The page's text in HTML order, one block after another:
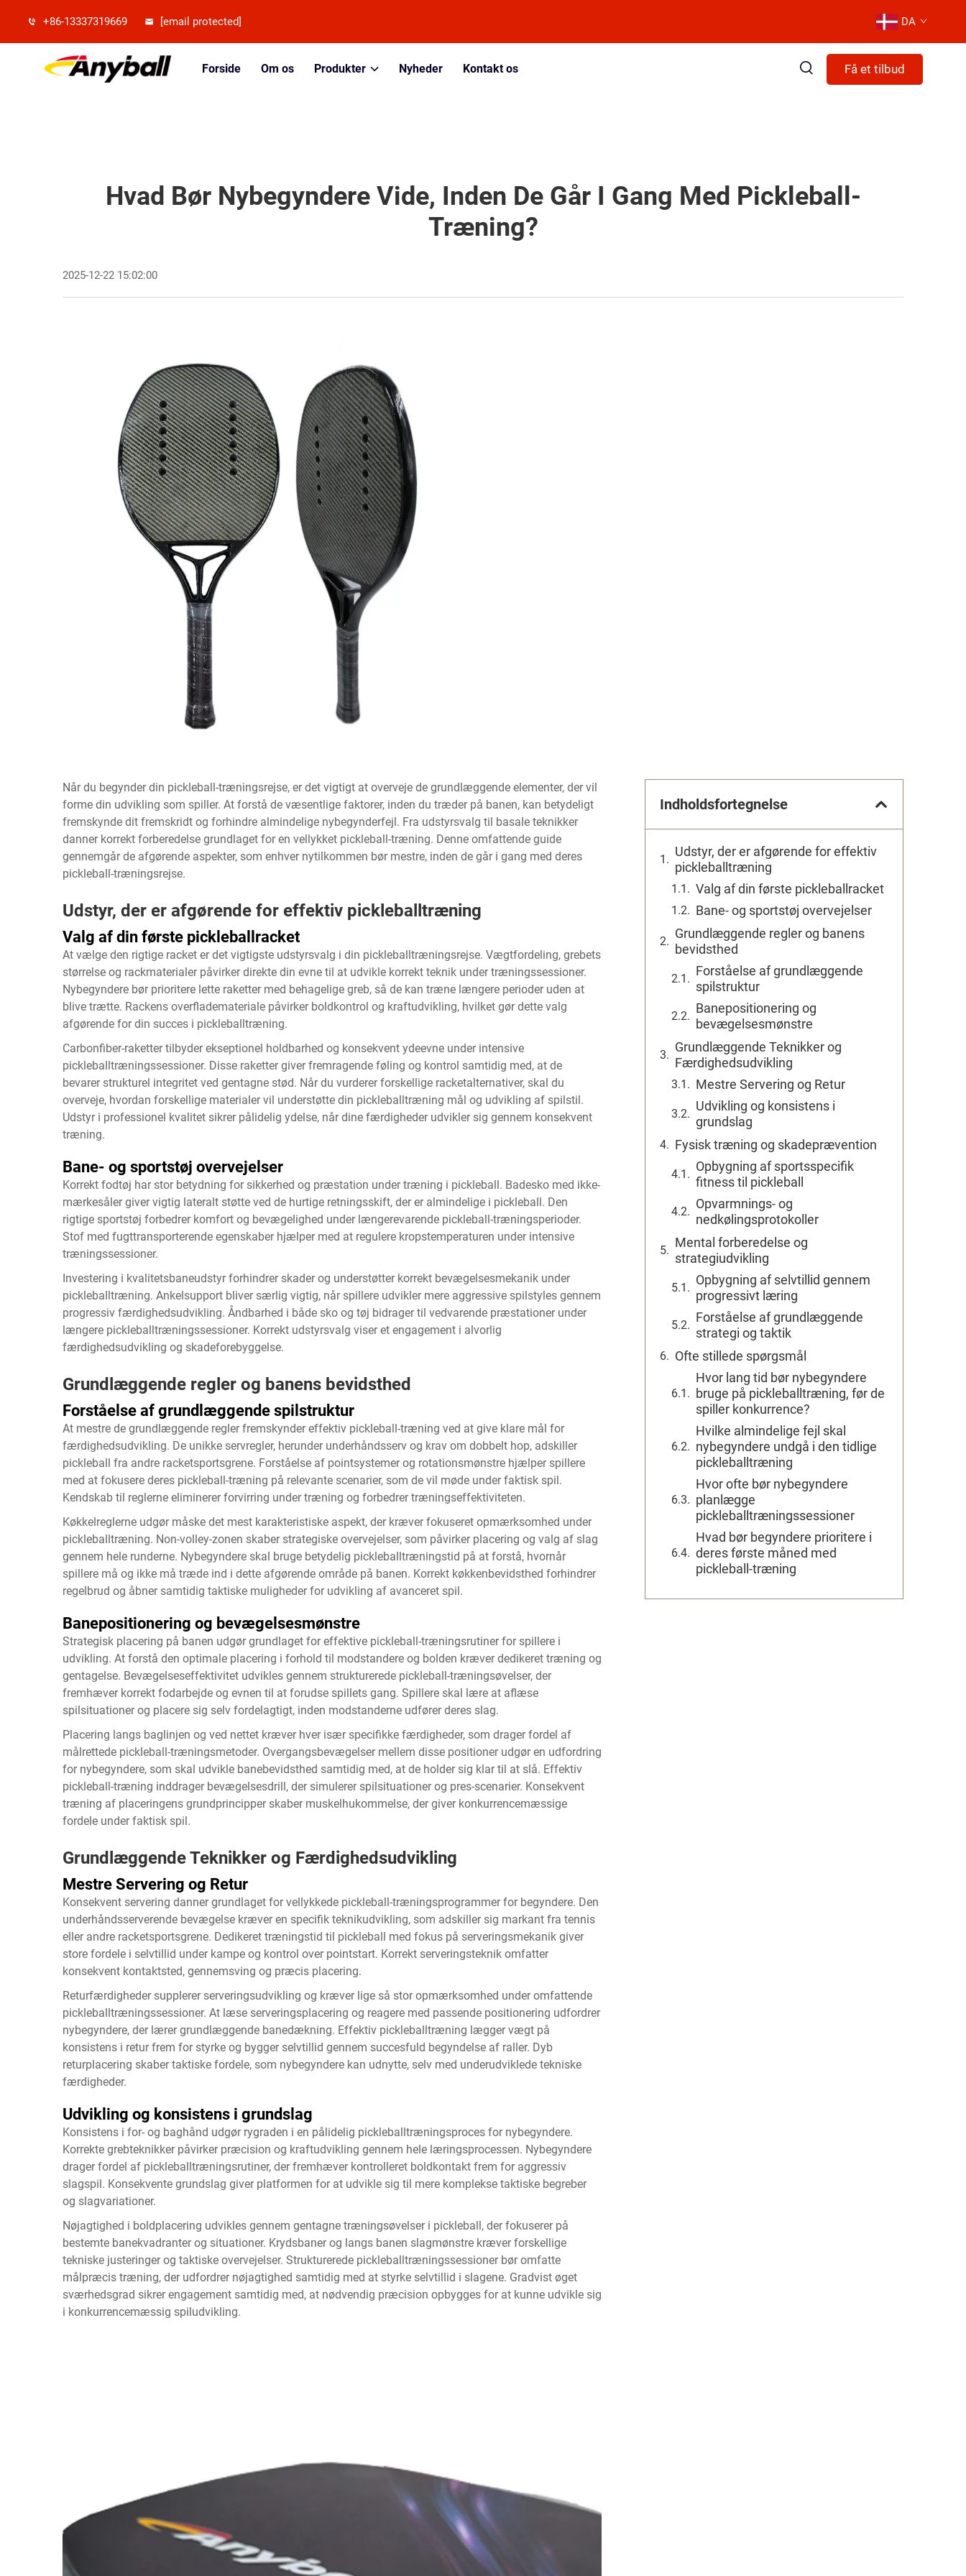
+86-13337319669 [email protected] DA
Forside Om os Produkter Nyheder Kontakt os Få et tilbud
Hvad Bør Nybegyndere Vide, Inden De Går I Gang Med Pickleball-
Træning?
2025-12-22 15:02:00
Når du begynder din pickleball-træningsrejse, er det vigtigt at overveje de grundlæggende elementer, der vil
forme din udvikling som spiller. At forstå de væsentlige faktorer, inden du træder på banen, kan betydeligt
fremskynde dit fremskridt og forhindre almindelige nybegynderfejl. Fra udstyrsvalg til basale teknikker
danner korrekt forberedelse grundlaget for en vellykket pickleball-træning. Denne omfattende guide
gennemgår de afgørende aspekter, som enhver nytilkommen bør mestre, inden de går i gang med deres
pickleball-træningsrejse.
Udstyr, der er afgørende for effektiv pickleballtræning
Valg af din første pickleballracket
At vælge den rigtige racket er det vigtigste udstyrsvalg i din pickleballtræningsrejse. Vægtfordeling, grebets
størrelse og rackmaterialer påvirker direkte din evne til at udvikle korrekt teknik under træningssessioner.
Nybegyndere bør prioritere lette raketter med behagelige greb, så de kan træne længere perioder uden at
blive trætte. Rackens overflademateriale påvirker boldkontrol og kraftudvikling, hvilket gør dette valg
afgørende for din succes i pickleballtræning.
Carbonfiber-raketter tilbyder ekseptionel holdbarhed og konsekvent ydeevne under intensive
pickleballtræningssessioner. Disse raketter giver fremragende føling og kontrol samtidig med, at de
bevarer strukturel integritet ved gentagne stød. Når du vurderer forskellige racketalternativer, skal du
overveje, hvordan forskellige materialer vil understøtte din pickleballtræning mål og udvikling af spilstil.
Udstyr i professionel kvalitet sikrer pålidelig ydelse, når dine færdigheder udvikler sig gennem konsekvent
træning.
Bane- og sportstøj overvejelser
Korrekt fodtøj har stor betydning for sikkerhed og præstation under træning i pickleball. Badesko med ikke-
mærkesåler giver vigtig lateralt støtte ved de hurtige retningsskift, der er almindelige i pickleball. Den
rigtige sportstøj forbedrer komfort og bevægelighed under længerevarende pickleball-træningsperioder.
Stof med fugttransporterende egenskaber hjælper med at regulere kropstemperaturen under intensive
træningssessioner.
Investering i kvalitetsbaneudstyr forhindrer skader og understøtter korrekt bevægelsesmekanik under
pickleballtræning. Ankelsupport bliver særlig vigtig, når spillere udvikler mere aggressive spilstyles gennem
progressiv færdighedsudvikling. Åndbarhed i både sko og tøj bidrager til vedvarende præstationer under
længere pickleballtræningssessioner. Korrekt udstyrsvalg viser et engagement i alvorlig
færdighedsudvikling og skadeforebyggelse.
Grundlæggende regler og banens bevidsthed
Forståelse af grundlæggende spilstruktur
At mestre de grundlæggende regler fremskynder effektiv pickleball-træning ved at give klare mål for
færdighedsudvikling. De unikke servregler, herunder underhåndsserv og krav om dobbelt hop, adskiller
pickleball fra andre racketsportsgrene. Forståelse af pointsystemer og rotationsmønstre hjælper spillere
med at fokusere deres pickleball-træning på relevante scenarier, som de vil møde under faktisk spil.
Kendskab til reglerne eliminerer forvirring under træning og forbedrer træningseffektiviteten.
Køkkelreglerne udgør måske det mest karakteristiske aspekt, der kræver fokuseret opmærksomhed under
pickleballtræning. Non-volley-zonen skaber strategiske overvejelser, som påvirker placering og valg af slag
gennem hele runderne. Nybegyndere skal bruge betydelig pickleballtræningstid på at forstå, hvornår
spillere må og ikke må træde ind i dette afgørende område på banen. Korrekt køkkenbevidsthed forhindrer
regelbrud og åbner samtidig taktiske muligheder for udvikling af avanceret spil.
Banepositionering og bevægelsesmønstre
Strategisk placering på banen udgør grundlaget for effektive pickleball-træningsrutiner for spillere i
udvikling. At forstå den optimale placering i forhold til modstandere og bolden kræver dedikeret træning og
gentagelse. Bevægelseseffektivitet udvikles gennem strukturerede pickleball-træningsøvelser, der
fremhæver korrekt fodarbejde og evnen til at forudse spillets gang. Spillere skal lære at aflæse
spilsituationer og placere sig selv fordelagtigt, inden modstanderne udfører deres slag.
Placering langs baglinjen og ved nettet kræver hver især specifikke færdigheder, som drager fordel af
målrettede pickleball-træningsmetoder. Overgangsbevægelser mellem disse positioner udgør en udfordring
for nybegyndere, som skal udvikle banebevidsthed samtidig med, at de holder sig klar til at slå. Effektiv
pickleball-træning inddrager bevægelsesdrill, der simulerer spilsituationer og pres-scenarier. Konsekvent
træning af placeringens grundprincipper skaber muskelhukommelse, der giver konkurrencemæssige
fordele under faktisk spil.
Grundlæggende Teknikker og Færdighedsudvikling
Mestre Servering og Retur
Konsekvent servering danner grundlaget for vellykkede pickleball-træningsprogrammer for begyndere. Den
underhåndsserverende bevægelse kræver en specifik teknikudvikling, som adskiller sig markant fra tennis
eller andre racketsportsgrene. Dedikeret træningstid til pickleball med fokus på serveringsmekanik giver
store fordele i selvtillid under kampe og kontrol over pointstart. Korrekt serveringsteknik omfatter
konsekvent kontaktsted, gennemsving og præcis placering.
Returfærdigheder supplerer serveringsudvikling og kræver lige så stor opmærksomhed under omfattende
pickleballtræningssessioner. At læse serveringsplacering og reagere med passende positionering udfordrer
nybegyndere, der lærer grundlæggende banedækning. Effektiv pickleballtræning lægger vægt på
konsistens i retur frem for styrke og bygger selvtillid gennem succesfuld begyndelse af raller. Dyb
returplacering skaber taktiske fordele, som nybegyndere kan udnytte, selv med underudviklede tekniske
færdigheder.
Udvikling og konsistens i grundslag
Konsistens i for- og baghånd udgør rygraden i en pålidelig pickleballtræningsproces for nybegyndere.
Korrekte grebteknikker påvirker præcision og kraftudvikling gennem hele læringsprocessen. Nybegyndere
drager fordel af pickleballtræningsrutiner, der fremhæver kontrolleret boldkontakt frem for aggressiv
slagspil. Konsekvente grundslag giver platformen for at udvikle sig til mere komplekse taktiske begreber
og slagvariationer.
Nøjagtighed i boldplacering udvikles gennem gentagne træningsøvelser i pickleball, der fokuserer på
bestemte banekvadranter og situationer. Krydsbaner og langs banen slagmønstre kræver forskellige
tekniske justeringer og taktiske overvejelser. Strukturerede pickleballtræningssessioner bør omfatte
målpræcis træning, der udfordrer nøjagtighed samtidig med at styrke selvtillid i slagene. Gradvist øget
sværhedsgrad sikrer engagement samtidig med, at nødvendig præcision opbygges for at kunne udvikle sig
i konkurrencemæssig spiludvikling.
Indholdsfortegnelse
Udstyr, der er afgørende for effektiv
pickleballtræning
Valg af din første pickleballracket
Bane- og sportstøj overvejelser
Grundlæggende regler og banens
bevidsthed
Forståelse af grundlæggende
spilstruktur
Banepositionering og
bevægelsesmønstre
Grundlæggende Teknikker og
Færdighedsudvikling
Mestre Servering og Retur
Udvikling og konsistens i
grundslag
Fysisk træning og skadeprævention
Opbygning af sportsspecifik
fitness til pickleball
Opvarmnings- og
nedkølingsprotokoller
Mental forberedelse og
strategiudvikling
Opbygning af selvtillid gennem
progressivt læring
Forståelse af grundlæggende
strategi og taktik
Ofte stillede spørgsmål
Hvor lang tid bør nybegyndere
bruge på pickleballtræning, før de
spiller konkurrence?
Hvilke almindelige fejl skal
nybegyndere undgå i den tidlige
pickleballtræning
Hvor ofte bør nybegyndere
planlægge
pickleballtræningssessioner
Hvad bør begyndere prioritere i
deres første måned med
pickleball-træning